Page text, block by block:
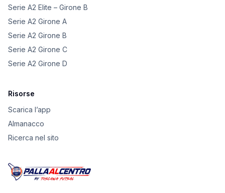
Serie A2 Elite – Girone B
Serie A2 Girone A
Serie A2 Girone B
Serie A2 Girone C
Serie A2 Girone D
Risorse
Scarica l’app
Almanacco
Ricerca nel sito